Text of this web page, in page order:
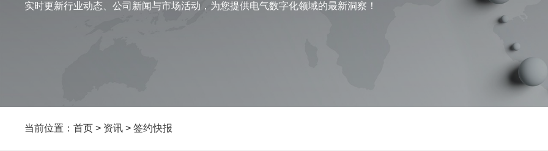
实时更新行业动态、公司新闻与市场活动，为您提供电气数字化领域的最新洞察！
当前位置：首页 > 资讯 >签约快报